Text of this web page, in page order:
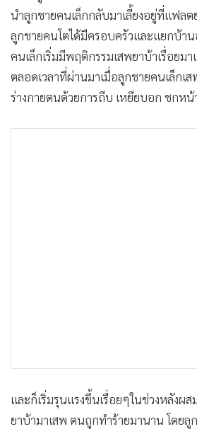
นำลูกชายคนเล็กกลับมาเลี้ยงอยู่ที่แฟลต
ลูกชายคนโตได้มีครอบครัวและแยกบ้า
คนเล็กเริ่มมีพฤติกรรมเสพยาบ้าเรื่อยมา
ตลอดเวลาที่ผ่านมาเมื่อลูกชายคนเล็กเส
ร่างกายตนด้วยการถีบ เหยียบอก ชกหน้
และก็เริ่มรุนแรงขึ้นเรื่อยๆในช่วงหลังผ
ยาบ้ามาเสพ ตนถูกทำร้ายมานาน โดยลู